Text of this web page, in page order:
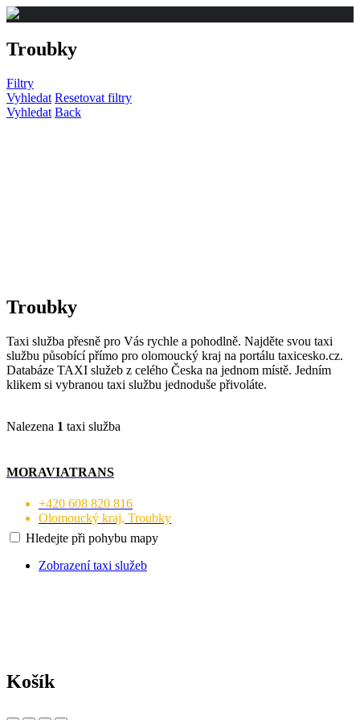
Troubky
Filtry
Vyhledat Resetovat filtry
Vyhledat Back
Troubky
Taxi služba přesně pro Vás rychle a pohodlně. Najděte svou taxi
službu působící přímo pro olomoucký kraj na portálu taxicesko.cz.
Databáze TAXI služeb z celého Česka na jednom místě. Jedním
klikem si vybranou taxi službu jednoduše přivoláte.
Nalezena 1 taxi služba
MORAVIATRANS
+420 608 820 816
Olomoucký kraj, Troubky
Hledejte při pohybu mapy
Zobrazení taxi služeb
Košík